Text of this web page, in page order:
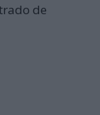
de